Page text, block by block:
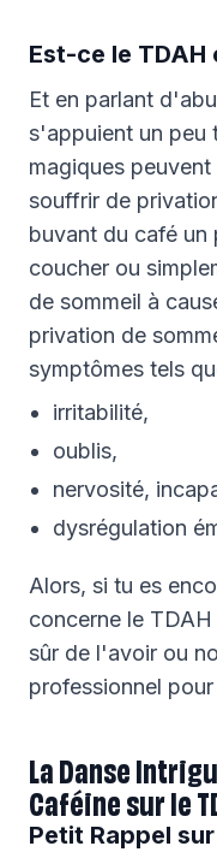
Est-ce le TDAH
Et en parlant
s'appuient un peu
magiques
souffrir de
buvant du café un
coucher ou
de sommeil à
privation de
symptômes tels
irritabilité,
oublis,
nervosité,
dysrégulation
Alors, si tu es
concerne le
sûr de l'avoir ou
professionnel
La Danse
Caféine sur le
Petit Rappel